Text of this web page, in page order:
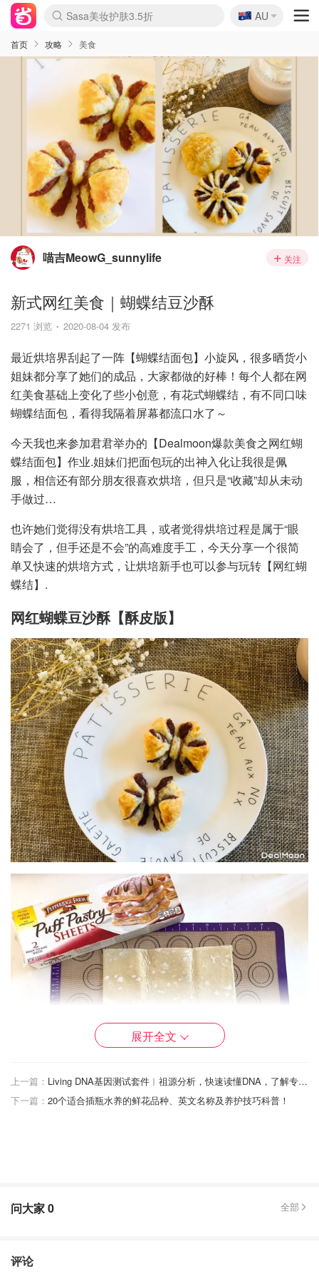
lululemon折扣上新
Sasa美妆护肤3.5折
SSENSE年中2.5折
FreshBeauty好价汇总
Cettire降价+叠9折
WWS Coles超市实拍
viagogo二手票捡漏
Myer超级周末
The Outnet奢牌1折起
David Jones 3折起
Flannels大牌1折
Perfumes Club护肤1折
AMIRO面罩$251
Amazon折扣汇总
eToro入金$200送$50
Amazon数码好物
ICONIC本周7.5折
ThedoubleF高奢地板价
Moose Knuckles 6折
丝芙兰5折起
EUFY摄像头$98
Selenichast首饰2折
Trip机票酒店促销
YSL送5件彩妆礼
Amazon家居好物
Amazon美妆护肤
雅漾大喷$8
过敏原检测盒$33
伊索独家赠50ml沐浴露
科颜氏高保湿面霜$29
SEALIFE海洋馆门票6折
丝塔芙大白罐$16
订阅Newsletter送香薰
Cult Beauty 6.8折
Harrods圣诞日历$525
LN-CC奢牌私促3折
d'Alba空姐喷雾$16
EVE LOM套装£56
Bernardelli独家4折
Adore Beauty 6折起
CT圣诞日历
Mytheresa奢品2.7折
Luxury Escapes 9折
Currentbody美容仪$881
MOON Garden Live
Roborock扫地机$649
Tingo Life水杯$24
Valentino官网5折
CR洗护套装$23
修丽可4件套$159
Myer彩妆2件7折
GANNI官网4.5折
Stylevana韩妆4折
Tessabit高奢8.5折
OGX洗发水$11
Amazon阿德莱德次日达
卡诗8.5折+赠礼
Philips Hue灯具8折
🇦🇺
AU
首页 攻略 美食
喵吉MeowG_sunnylife 关注
新式网红美食｜蝴蝶结豆沙酥
2271 浏览 2020-08-04 发布
最近烘培界刮起了一阵【蝴蝶结面包】小旋风，很多晒货小
姐妹都分享了她们的成品，大家都做的好棒！每个人都在网
红美食基础上变化了些小创意，有花式蝴蝶结，有不同口味
蝴蝶结面包，看得我隔着屏幕都流口水了～
今天我也来参加君君举办的【Dealmoon爆款美食之网红蝴
蝶结面包】作业.姐妹们把面包玩的出神入化让我很是佩
服，相信还有部分朋友很喜欢烘培，但只是“收藏”却从未动
手做过…
也许她们觉得没有烘培工具，或者觉得烘培过程是属于“眼
睛会了，但手还是不会”的高难度手工，今天分享一个很简
单又快速的烘培方式，让烘培新手也可以参与玩转【网红蝴
蝶结】.
网红蝴蝶豆沙酥【酥皮版】
展开全文
上一篇：
Living DNA基因测试套件︱祖源分析，快速读懂DNA，了解专属你的身体密码！
下一篇： 20个适合插瓶水养的鲜花品种、英文名称及养护技巧科普！
问大家0 全部
评论